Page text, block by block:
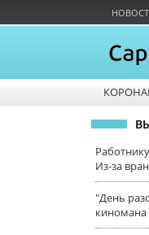
Из-за
"День
киномана